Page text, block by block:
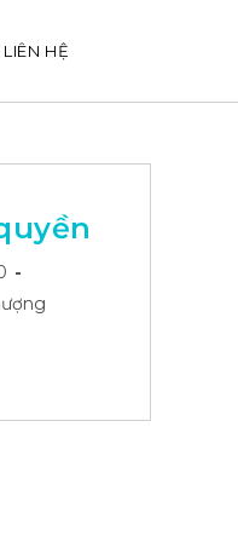
LIÊN HỆ